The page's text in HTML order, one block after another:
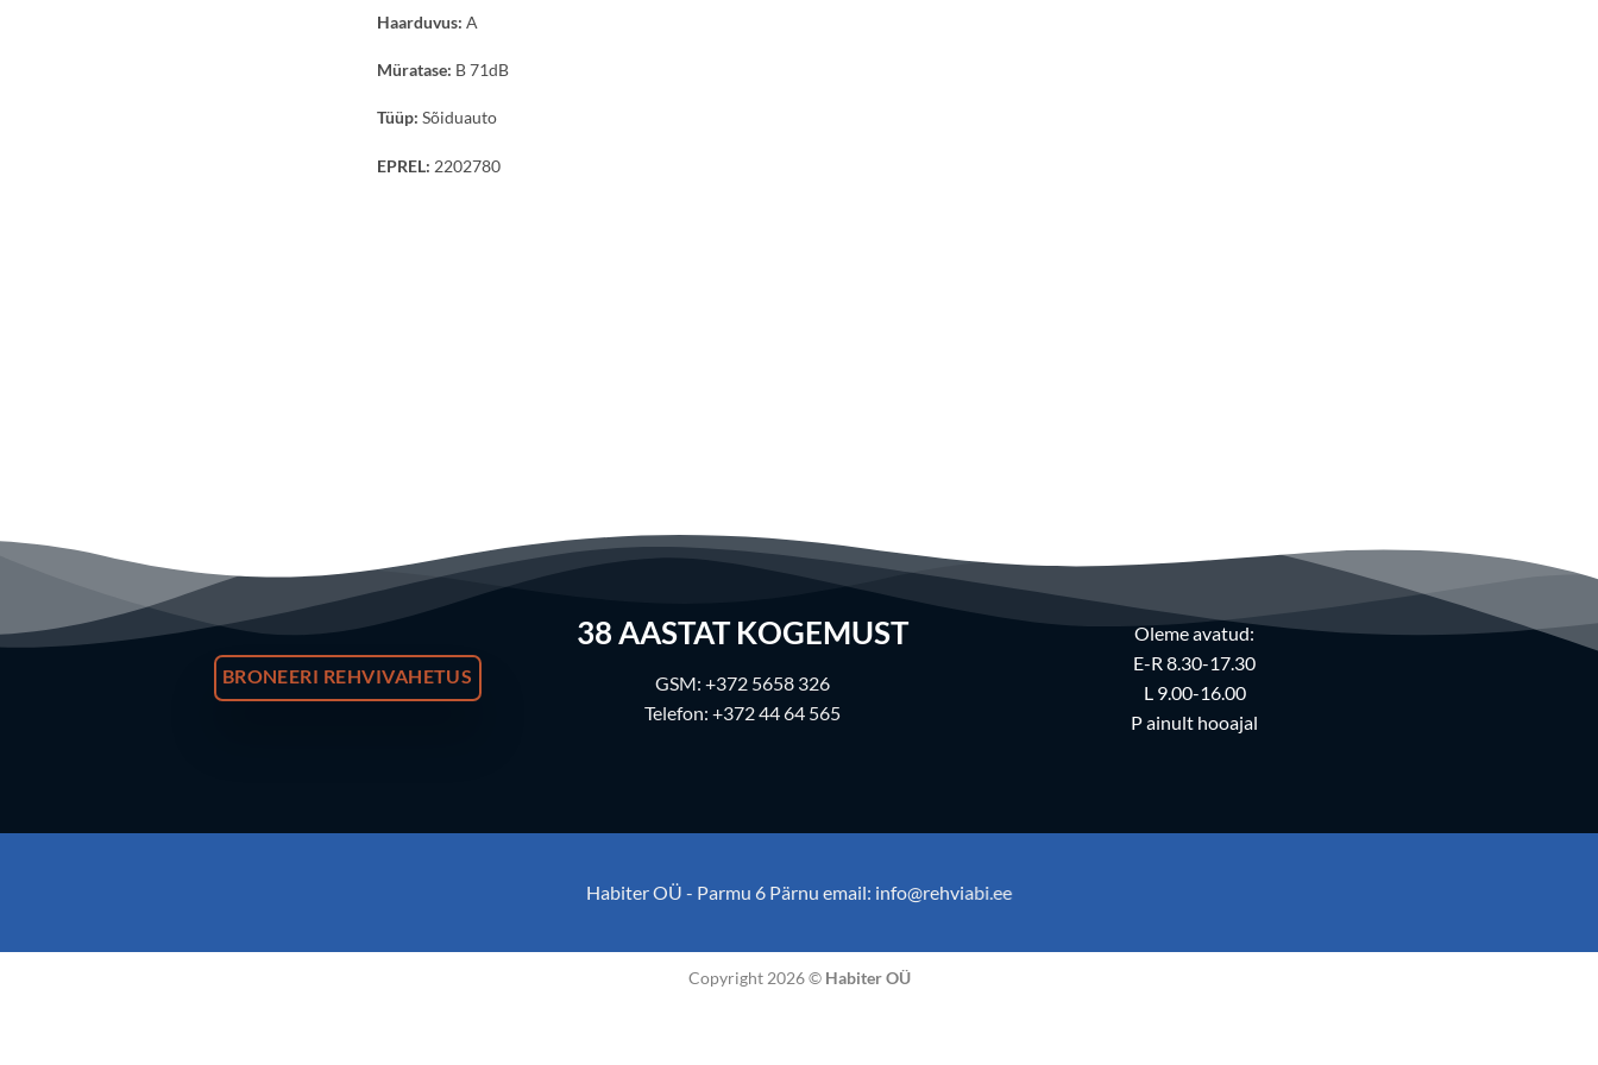
Haarduvus: A
Müratase: B 71dB
Tüüp: Sõiduauto
EPREL: 2202780
BRONEERI REHVIVAHETUS
38 AASTAT KOGEMUST
GSM: +372 5658 326
Telefon: +372 44 64 565
Oleme avatud:
E-R 8.30-17.30
L 9.00-16.00
P ainult hooajal
Habiter OÜ - Parmu 6 Pärnu email: info@rehviabi.ee
Copyright 2026 © Habiter OÜ